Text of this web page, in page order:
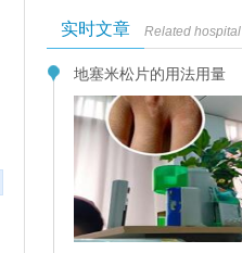
实时文章 Related hospital
地塞米松片的用法用量